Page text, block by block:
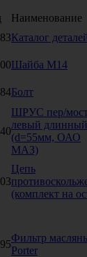
Наименование
Каталог
Шайба М14
Болт
ШРУС пер/
левый длинный
(d=55мм, ОАО
МАЗ)
Цепь
(комплект на
Фильтр
Porter